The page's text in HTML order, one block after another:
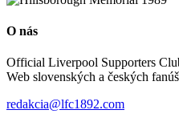
O nás
Official Liverpool Supporters
Web slovenských a českých
redakcia@lfc1892.com